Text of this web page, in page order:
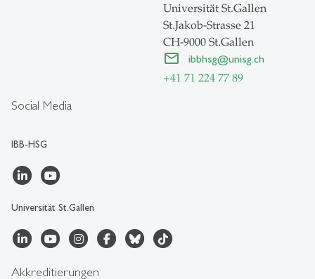
Social Media
IBB-HSG
Universität St.Gallen
Universität St.Gallen
St.Jakob-Strasse 21
CH-9000 St.Gallen
ibbhsg@unisg.ch
+41 71 224 77 89
Akkreditierungen